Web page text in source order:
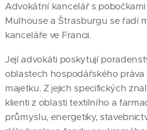
Advokátní kancelář s
Mulhouse a Štrasburgu se řadí
kanceláře ve Francii.
Její advokáti poskytují
oblastech hospodářského práva
majetku. Z jejich specifických
klienti z oblasti textilního a
průmyslu, energetiky,